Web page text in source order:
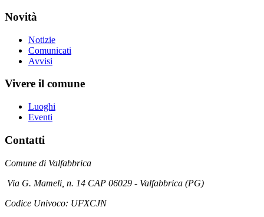
Novità
Notizie
Comunicati
Avvisi
Vivere il comune
Luoghi
Eventi
Contatti
Comune di Valfabbrica
Via G. Mameli, n. 14 CAP 06029 - Valfabbrica (PG)
Codice Univoco: UFXCJN